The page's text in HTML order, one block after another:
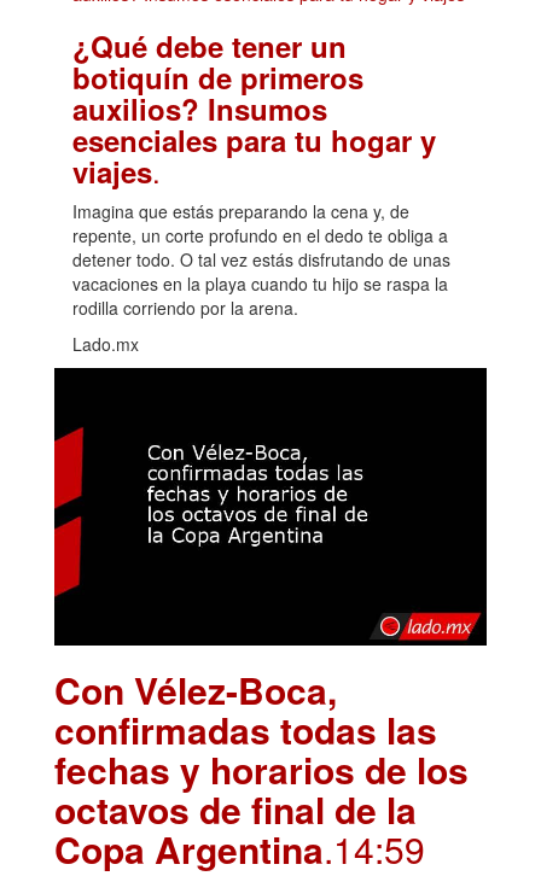
¿Qué debe tener un
botiquín de primeros
auxilios? Insumos
esenciales para tu hogar y
viajes.
Imagina que estás preparando la cena y, de
repente, un corte profundo en el dedo te obliga a
detener todo. O tal vez estás disfrutando de unas
vacaciones en la playa cuando tu hijo se raspa la
rodilla corriendo por la arena.
Lado.mx
Con Vélez-Boca,
confirmadas todas las
fechas y horarios de los
octavos de final de la
Copa Argentina.14:59